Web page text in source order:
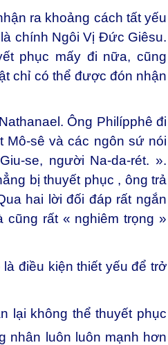
ra khoảng cách tất yếu
chính Ngôi Vị Đức Giêsu.
phục mấy đi nữa, cũng
chỉ có thể được đón nhận
Ông Philípphê đi
Mô-sê và các ngôn sứ nói
se, người Na-da-rét. ».
bị thuyết phục , ông trả
hai lời đối đáp rất ngắn
rất « nghiêm trọng »
điều kiện thiết yếu để trở
lại không thể thuyết phục
nhân luôn luôn mạnh hơn